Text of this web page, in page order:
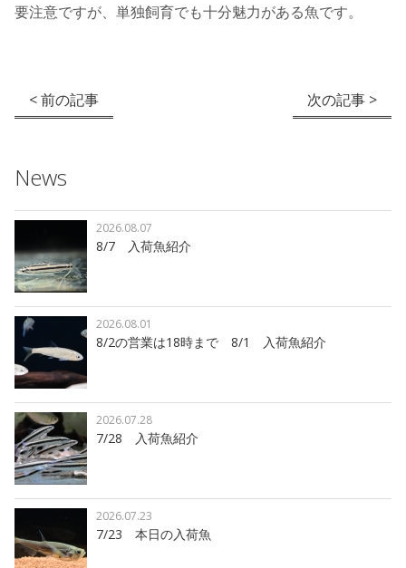
要注意ですが、単独飼育でも十分魅力がある魚です。
< 前の記事 次の記事 >
News
8/7 入荷魚紹介
2026.08.07
8/2の営業は18時まで 8/1 入荷魚紹介
2026.08.01
7/28 入荷魚紹介
2026.07.28
7/23 本日の入荷魚
2026.07.23